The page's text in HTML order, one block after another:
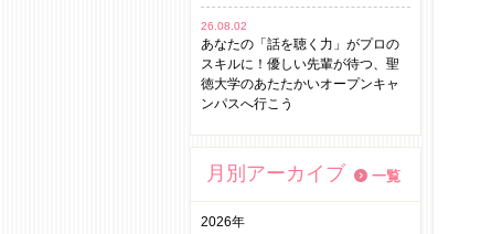
26.08.02
あなたの「話を聴く力」がプロの
スキルに！優しい先輩が待つ、聖
徳大学のあたたかいオープンキャ
ンパスへ行こう
月別アーカイブ 一覧
2026年